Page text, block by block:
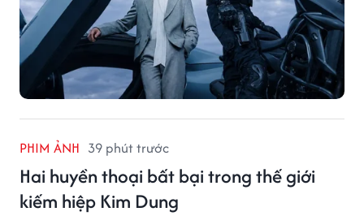
PHIM ẢNH 39 phút trước
Hai huyền thoại bất bại trong thế giới
kiếm hiệp Kim Dung